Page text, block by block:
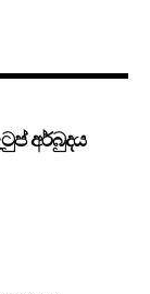
අර්බුදය